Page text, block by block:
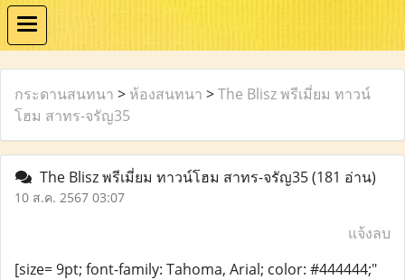
กระดานสนทนา > ห้องสนทนา >The Blisz พรีเมี่ยม ทาวน์
โฮม สาทร-จรัญ35
The Blisz พรีเมี่ยม ทาวน์โฮม สาทร-จรัญ35(181 อ่าน)
10 ส.ค. 2567 03:07
แจ้งลบ
[size= 9pt; font-family: Tahoma, Arial; color: #444444;"